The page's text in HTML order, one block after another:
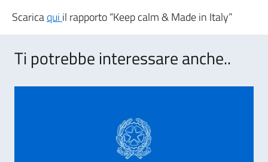
Scaricaqui il rapporto “Keep calm & Made in Italy”
Ti potrebbe interessare anche..